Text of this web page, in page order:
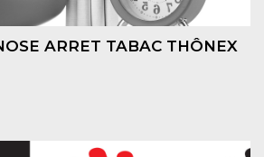
ARRET TABAC THÔNEX